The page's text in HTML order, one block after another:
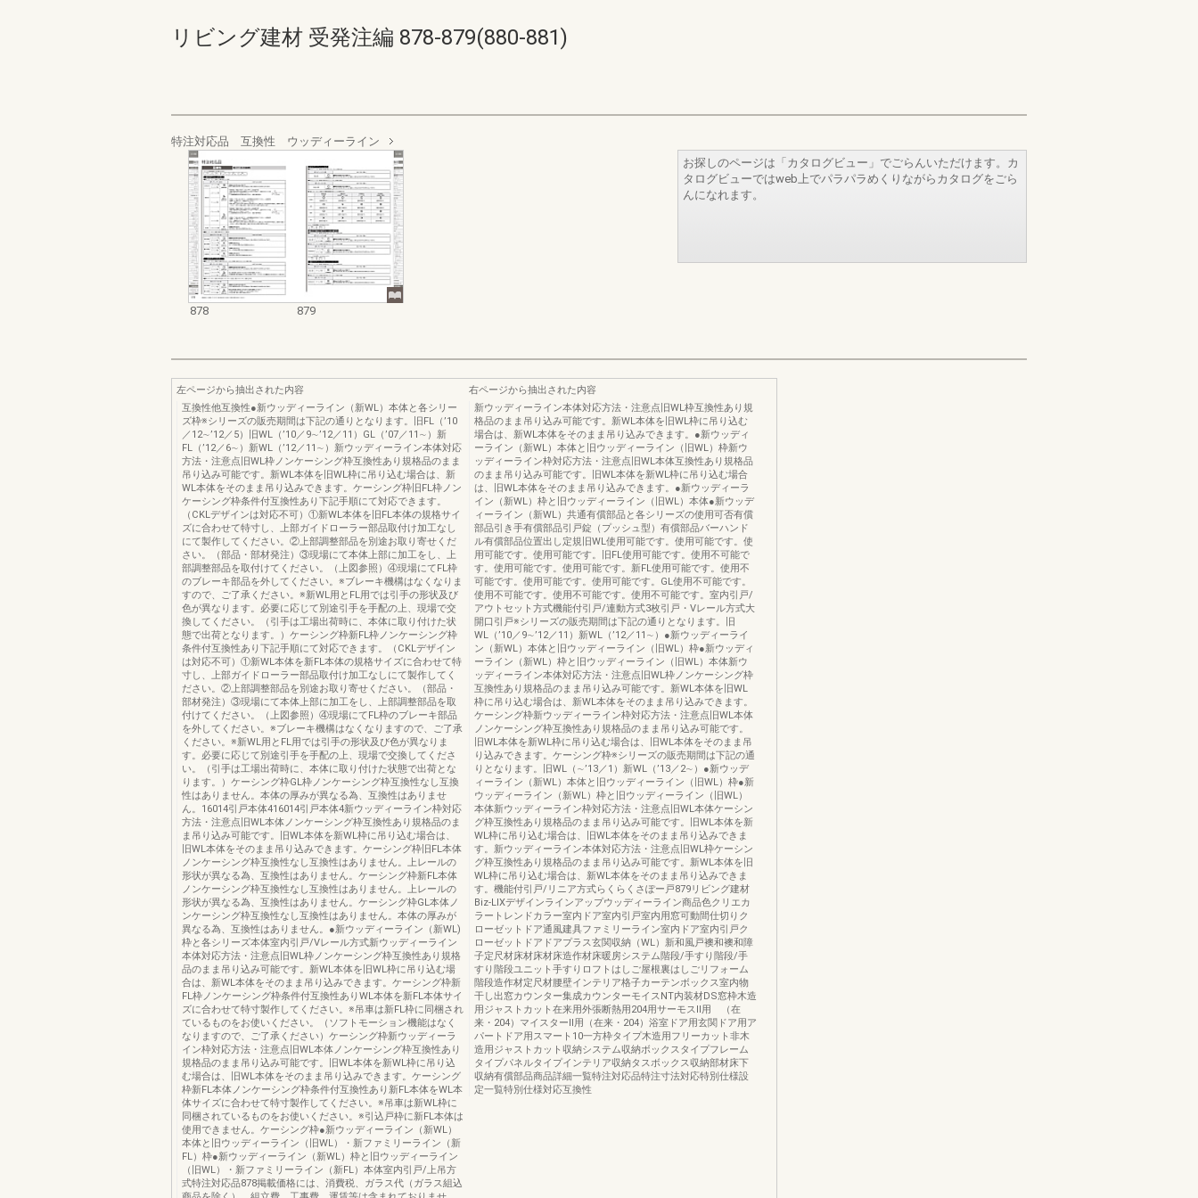
リビング建材 受発注編 878-879(880-881)
特注対応品 互換性 ウッディーライン
878 879
お探しのページは「カタログビュー」でごらんいただけます。カ
タログビューではweb上でパラパラめくりながらカタログをごら
んになれます。
左ページから抽出された内容
互換性他互換性●新ウッディーライン（新WL）本体と各シリー
ズ枠※シリーズの販売期間は下記の通りとなります。旧FL（’10
／12∼’12／5）旧WL（’10／9∼’12／11）GL（’07／11∼）新
FL（’12／6∼）新WL（’12／11∼）新ウッディーライン本体対応
方法・注意点旧WL枠ノンケーシング枠互換性あり規格品のまま
吊り込み可能です。新WL本体を旧WL枠に吊り込む場合は、新
WL本体をそのまま吊り込みできます。ケーシング枠旧FL枠ノン
ケーシング枠条件付互換性あり下記手順にて対応できます。
（CKLデザインは対応不可）①新WL本体を旧FL本体の規格サイ
ズに合わせて特寸し、上部ガイドローラー部品取付け加工なし
にて製作してください。②上部調整部品を別途お取り寄せくだ
さい。（部品・部材発注）③現場にて本体上部に加工をし、上
部調整部品を取付けてください。（上図参照）④現場にてFL枠
のブレーキ部品を外してください。※ブレーキ機構はなくなりま
すので、ご了承ください。※新WL用とFL用では引手の形状及び
色が異なります。必要に応じて別途引手を手配の上、現場で交
換してください。（引手は工場出荷時に、本体に取り付けた状
態で出荷となります。）ケーシング枠新FL枠ノンケーシング枠
条件付互換性あり下記手順にて対応できます。（CKLデザイン
は対応不可）①新WL本体を新FL本体の規格サイズに合わせて特
寸し、上部ガイドローラー部品取付け加工なしにて製作してく
ださい。②上部調整部品を別途お取り寄せください。（部品・
部材発注）③現場にて本体上部に加工をし、上部調整部品を取
付けてください。（上図参照）④現場にてFL枠のブレーキ部品
を外してください。※ブレーキ機構はなくなりますので、ご了承
ください。※新WL用とFL用では引手の形状及び色が異なりま
す。必要に応じて別途引手を手配の上、現場で交換してくださ
い。（引手は工場出荷時に、本体に取り付けた状態で出荷とな
ります。）ケーシング枠GL枠ノンケーシング枠互換性なし互換
性はありません。本体の厚みが異なる為、互換性はありませ
ん。16014引戸本体416014引戸本体4新ウッディーライン枠対応
方法・注意点旧WL本体ノンケーシング枠互換性あり規格品のま
ま吊り込み可能です。旧WL本体を新WL枠に吊り込む場合は、
旧WL本体をそのまま吊り込みできます。ケーシング枠旧FL本体
ノンケーシング枠互換性なし互換性はありません。上レールの
形状が異なる為、互換性はありません。ケーシング枠新FL本体
ノンケーシング枠互換性なし互換性はありません。上レールの
形状が異なる為、互換性はありません。ケーシング枠GL本体ノ
ンケーシング枠互換性なし互換性はありません。本体の厚みが
異なる為、互換性はありません。●新ウッディーライン（新WL)
枠と各シリーズ本体室内引戸/Vレール方式新ウッディーライン
本体対応方法・注意点旧WL枠ノンケーシング枠互換性あり規格
品のまま吊り込み可能です。新WL本体を旧WL枠に吊り込む場
合は、新WL本体をそのまま吊り込みできます。ケーシング枠新
FL枠ノンケーシング枠条件付互換性ありWL本体を新FL本体サイ
ズに合わせて特寸製作してください。※吊車は新FL枠に同梱され
ているものをお使いください。（ソフトモーション機能はなく
なりますので、ご了承ください）ケーシング枠新ウッディーラ
イン枠対応方法・注意点旧WL本体ノンケーシング枠互換性あり
規格品のまま吊り込み可能です。旧WL本体を新WL枠に吊り込
む場合は、旧WL本体をそのまま吊り込みできます。ケーシング
枠新FL本体ノンケーシング枠条件付互換性あり新FL本体をWL本
体サイズに合わせて特寸製作してください。※吊車は新WL枠に
同梱されているものをお使いください。※引込戸枠に新FL本体は
使用できません。ケーシング枠●新ウッディーライン（新WL）
本体と旧ウッディーライン（旧WL）・新ファミリーライン（新
FL）枠●新ウッディーライン（新WL）枠と旧ウッディーライン
（旧WL）・新ファミリーライン（新FL）本体室内引戸/上吊方
式特注対応品878掲載価格には、消費税、ガラス代（ガラス組込
右ページから抽出された内容
新ウッディーライン本体対応方法・注意点旧WL枠互換性あり規
格品のまま吊り込み可能です。新WL本体を旧WL枠に吊り込む
場合は、新WL本体をそのまま吊り込みできます。●新ウッディ
ーライン（新WL）本体と旧ウッディーライン（旧WL）枠新ウ
ッディーライン枠対応方法・注意点旧WL本体互換性あり規格品
のまま吊り込み可能です。旧WL本体を新WL枠に吊り込む場合
は、旧WL本体をそのまま吊り込みできます。●新ウッディーラ
イン（新WL）枠と旧ウッディーライン（旧WL）本体●新ウッデ
ィーライン（新WL）共通有償部品と各シリーズの使用可否有償
部品引き手有償部品引戸錠（プッシュ型）有償部品バーハンド
ル有償部品位置出し定規旧WL使用可能です。使用可能です。使
用可能です。使用可能です。旧FL使用可能です。使用不可能で
す。使用可能です。使用可能です。新FL使用可能です。使用不
可能です。使用可能です。使用可能です。GL使用不可能です。
使用不可能です。使用不可能です。使用不可能です。室内引戸/
アウトセット方式機能付引戸/連動方式3枚引戸・Vレール方式大
開口引戸※シリーズの販売期間は下記の通りとなります。旧
WL（’10／9∼’12／11）新WL（’12／11∼）●新ウッディーライ
ン（新WL）本体と旧ウッディーライン（旧WL）枠●新ウッディ
ーライン（新WL）枠と旧ウッディーライン（旧WL）本体新ウ
ッディーライン本体対応方法・注意点旧WL枠ノンケーシング枠
互換性あり規格品のまま吊り込み可能です。新WL本体を旧WL
枠に吊り込む場合は、新WL本体をそのまま吊り込みできます。
ケーシング枠新ウッディーライン枠対応方法・注意点旧WL本体
ノンケーシング枠互換性あり規格品のまま吊り込み可能です。
旧WL本体を新WL枠に吊り込む場合は、旧WL本体をそのまま吊
り込みできます。ケーシング枠※シリーズの販売期間は下記の通
りとなります。旧WL（∼’13／1）新WL（’13／2∼）●新ウッデ
ィーライン（新WL）本体と旧ウッディーライン（旧WL）枠●新
ウッディーライン（新WL）枠と旧ウッディーライン（旧WL）
本体新ウッディーライン枠対応方法・注意点旧WL本体ケーシン
グ枠互換性あり規格品のまま吊り込み可能です。旧WL本体を新
WL枠に吊り込む場合は、旧WL本体をそのまま吊り込みできま
す。新ウッディーライン本体対応方法・注意点旧WL枠ケーシン
グ枠互換性あり規格品のまま吊り込み可能です。新WL本体を旧
WL枠に吊り込む場合は、新WL本体をそのまま吊り込みできま
す。機能付引戸/リニア方式らくらくさぽー戸879リビング建材
Biz-LIXデザインラインアップウッディーライン商品色クリエカ
ラートレンドカラー室内ドア室内引戸室内用窓可動間仕切りク
ローゼットドア通風建具ファミリーライン室内ドア室内引戸ク
ローゼットドアドアプラス玄関収納（WL）新和風戸襖和襖和障
子定尺材床材床材床造作材床暖房システム階段/手すり階段/手
すり階段ユニット手すりロフトはしご屋根裏はしごリフォーム
階段造作材定尺材腰壁インテリア格子カーテンボックス室内物
干し出窓カウンター集成カウンターモイスNT内装材DS窓枠木造
用ジャストカット在来用外張断熱用204用サーモスⅡ用 （在
来・204）マイスターⅡ用（在来・204）浴室ドア用玄関ドア用ア
パートドア用スマート10一方枠タイプ木造用フリーカット非木
造用ジャストカット収納システム収納ボックスタイプフレーム
タイプパネルタイプインテリア収納タスボックス収納部材床下
収納有償部品商品詳細一覧特注対応品特注寸法対応特別仕様設
定一覧特別仕様対応互換性